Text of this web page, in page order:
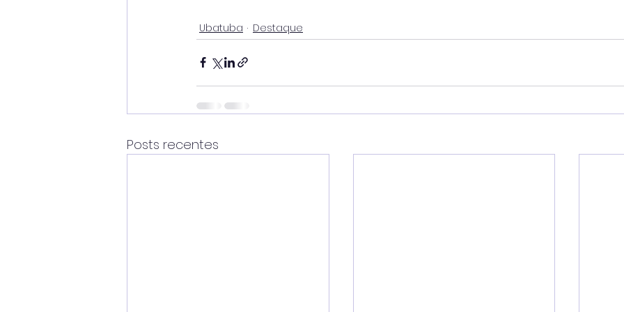
Ubatuba Destaque
Posts recentes